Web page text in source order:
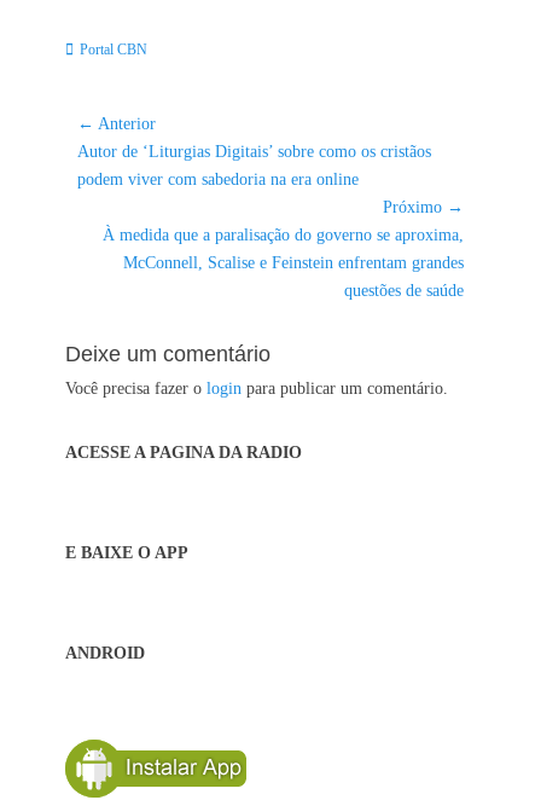
Categorias:
Portal CBN
Navegação
de
Post
← Anterior
Post
anterior:
Autor de ‘Liturgias Digitais’ sobre como os cristãos
podem viver com sabedoria na era online
Próximo →
Próximo
À medida que a paralisação do governo se aproxima,
McConnell, Scalise e Feinstein enfrentam grandes
questões de saúde
Deixe um comentário
Você precisa fazer o login para publicar um comentário.
ACESSE A PAGINA DA RADIO
E BAIXE O APP
ANDROID